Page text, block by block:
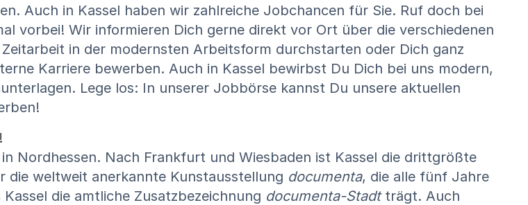
Auch in Kassel haben wir zahlreiche Jobchancen für Sie. Ruf doch bei
vorbei! Wir informieren Dich gerne direkt vor Ort über die verschiedenen
in der modernsten Arbeitsform durchstarten oder Dich ganz
Karriere bewerben. Auch in Kassel bewirbst Du Dich bei uns modern,
Lege los: In unserer Jobbörse kannst Du unsere aktuellen
Nordhessen. Nach Frankfurt und Wiesbaden ist Kassel die drittgrößte
die weltweit anerkannte Kunstausstellung documenta, die alle fünf Jahre
die amtliche Zusatzbezeichnung documenta-Stadtträgt. Auch